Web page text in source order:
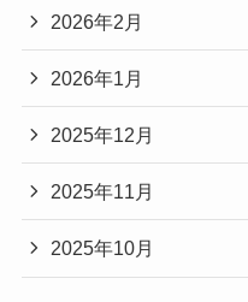
2026年2月
2026年1月
2025年12月
2025年11月
2025年10月